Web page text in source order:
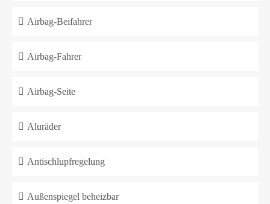
Airbag-Beifahrer
Airbag-Fahrer
Airbag-Seite
Aluräder
Antischlupfregelung
Außenspiegel beheizbar